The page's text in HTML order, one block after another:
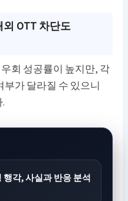
OTT 차단도
회 성공률이 높지만, 각
가 달라질 수 있으니
각, 사실과 반응 분석